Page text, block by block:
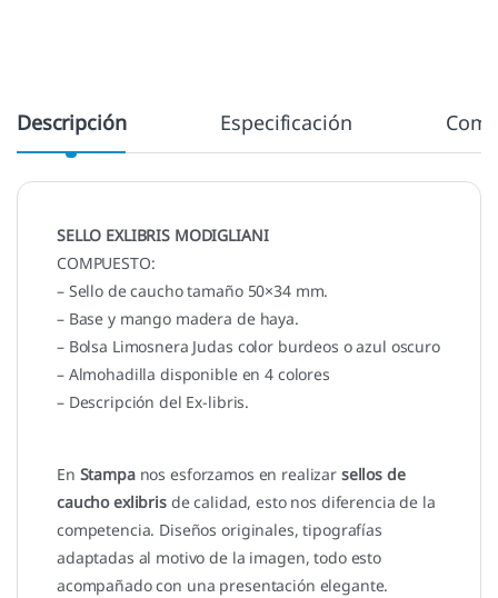
Descripción Especificación
SELLO EXLIBRIS MODIGLIANI
COMPUESTO:
– Sello de caucho tamaño 50×34 mm.
– Base y mango madera de haya.
– Bolsa Limosnera Judas color burdeos o azul oscuro
– Almohadilla disponible en 4 colores
– Descripción del Ex-libris.
En Stampanos esforzamos en realizar sellos de
caucho exlibrisde calidad, esto nos diferencia de la
competencia. Diseños originales, tipografías
adaptadas al motivo de la imagen, todo esto
acompañado con una presentación elegante.